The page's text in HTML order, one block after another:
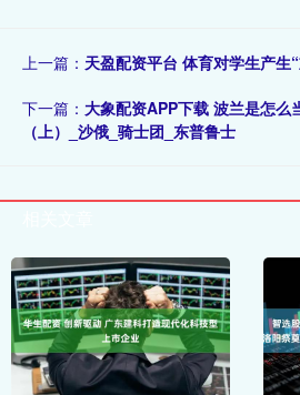
上一篇： 天盈配资平台 体育对学生产生
下一篇： 大象配资APP下载 波兰是怎么
（上）_沙俄_骑士团_东普鲁士